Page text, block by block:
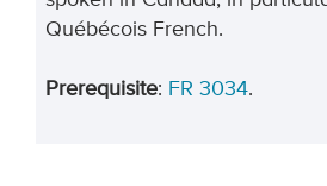
Québécois French.
Prerequisite: FR 3034.